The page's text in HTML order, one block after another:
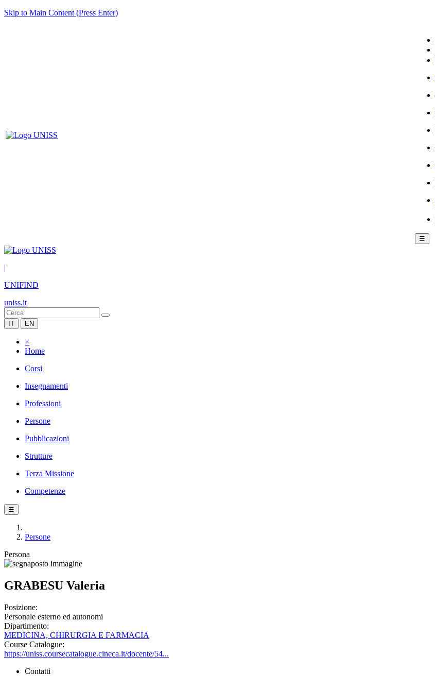
Skip to Main Content (Press Enter)
☰
|
UNIFIND
uniss.it
IT EN
×
Home
Corsi
Insegnamenti
Professioni
Persone
Pubblicazioni
Strutture
Terza Missione
Competenze
☰
Persone
Persona
GRABESU Valeria
Posizione:
Personale esterno ed autonomi
Dipartimento:
MEDICINA, CHIRURGIA E FARMACIA
Course Catalogue:
https://uniss.coursecatalogue.cineca.it/docente/54...
Contatti